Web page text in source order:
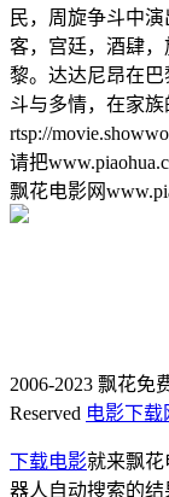
民，周旋争斗中
客，宫廷，酒肆
黎。达达尼昂在
斗与多情，在家族
rtsp://
请把
飘花电影网
2006-2023 飘花免
Reserved 电影下载
下载电影就来飘花
器人自动搜索的